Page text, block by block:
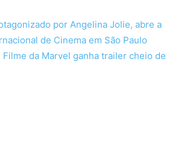
por Angelina Jolie, abre a
de Cinema em São Paulo
da Marvel ganha trailer cheio de